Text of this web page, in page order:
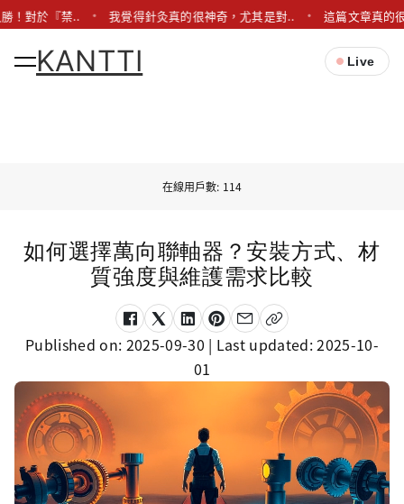
！對於『禁.. 我覺得針灸真的很神奇，尤其是對.. 這篇文章真的
KANTTI Live
在線用戶數: 114
如何選擇萬向聯軸器？安裝方式、材
質強度與維護需求比較
Published on: 2025-09-30 | Last updated:2025-10-
01